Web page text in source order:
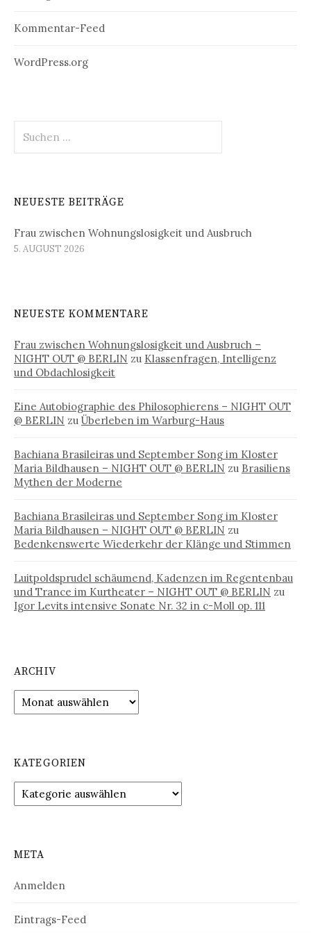
Kommentar-Feed
WordPress.org
nach:
NEUESTE BEITRÄGE
Frau zwischen Wohnungslosigkeit und Ausbruch
5. AUGUST 2026
NEUESTE KOMMENTARE
Frau zwischen Wohnungslosigkeit und Ausbruch –
NIGHT OUT @ BERLIN zu Klassenfragen, Intelligenz
und Obdachlosigkeit
Eine Autobiographie des Philosophierens – NIGHT OUT
@ BERLIN zu Überleben im Warburg-Haus
Bachiana Brasileiras und September Song im Kloster
Maria Bildhausen – NIGHT OUT @ BERLIN zu Brasiliens
Mythen der Moderne
Bachiana Brasileiras und September Song im Kloster
Maria Bildhausen – NIGHT OUT @ BERLIN zu
Bedenkenswerte Wiederkehr der Klänge und Stimmen
Luitpoldsprudel schäumend, Kadenzen im Regentenbau
und Trance im Kurtheater – NIGHT OUT @ BERLIN zu
Igor Levits intensive Sonate Nr. 32 in c-Moll op. 111
ARCHIV
Archiv
KATEGORIEN
Kategorien
META
Anmelden
Eintrags-Feed